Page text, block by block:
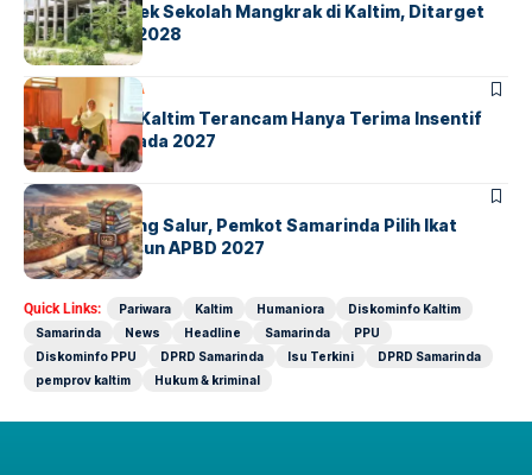
Delapan Proyek Sekolah Mangkrak di Kaltim, Ditarget
Selesai pada 2028
KALTIM SAMARINDA
Guru Swasta Kaltim Terancam Hanya Terima Insentif
Rp200 Ribu pada 2027
SAMARINDA
Trauma Kurang Salur, Pemkot Samarinda Pilih Ikat
Pinggang Susun APBD 2027
Quick Links: Pariwara Kaltim Humaniora
Diskominfo Kaltim
Samarinda
News Headline Samarinda
PPU
Diskominfo PPU
DPRD Samarinda Isu Terkini
DPRD Samarinda
pemprov kaltim
Hukum & kriminal